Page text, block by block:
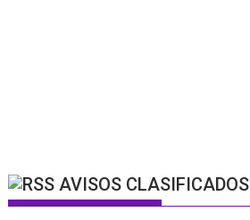
AVISOS CLASIFICADOS